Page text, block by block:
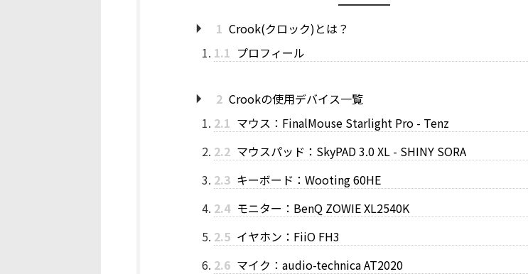
1 Crook(クロック)とは？
1.1 プロフィール
2 Crookの使用デバイス一覧
2.1 マウス：FinalMouse Starlight Pro - Tenz
2.2 マウスパッド：SkyPAD 3.0 XL - SHINY SORA
2.3 キーボード：Wooting 60HE
2.4 モニター：BenQ ZOWIE XL2540K
2.5 イヤホン：FiiO FH3
2.6 マイク：audio-technica AT2020